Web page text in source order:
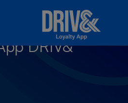
DRIV&